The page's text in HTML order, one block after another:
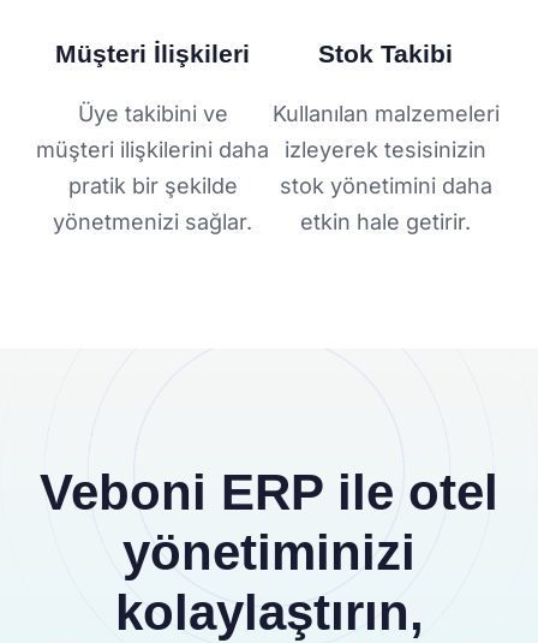
Müşteri İlişkileri
Üye takibini ve
müşteri ilişkilerini daha
pratik bir şekilde
yönetmenizi sağlar.
Stok Takibi
Kullanılan malzemeleri
izleyerek tesisinizin
stok yönetimini daha
etkin hale getirir.
Veboni ERP ile otel
yönetiminizi
kolaylaştırın,